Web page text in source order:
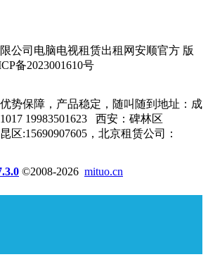
公司电脑电视租赁出租网安顺官方 版
备2023001610号
势保障，产品稳定，随叫随到地址：成
19983501623 西安：碑林区
区:15690907605，北京租赁公司：
©2008-2026 mituo.cn